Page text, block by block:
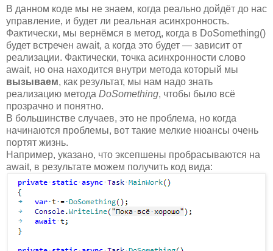
В данном коде мы не знаем, когда реально дойдёт до нас
управление, и будет ли реальная асинхронность.
Фактически, мы вернёмся в метод, когда в DoSomething()
будет встречен await, а когда это будет — зависит от
реализации. Фактически, точка асинхронности слово
await, но она находится внутри метода который мы
вызываем, как результат, мы нам надо знать
реализацию метода DoSomething, чтобы было всё
прозрачно и понятно.
В большинстве случаев, это не проблема, но когда
начинаются проблемы, вот такие мелкие нюансы очень
портят жизнь.
Например, указано, что эксепшены пробрасываются на
await, в результате можем получить код вида: